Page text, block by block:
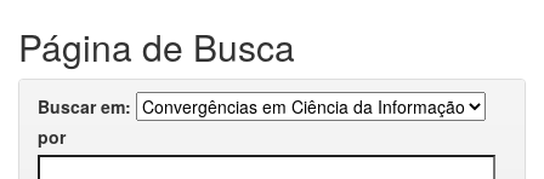
Página de Busca
Buscar em:
por